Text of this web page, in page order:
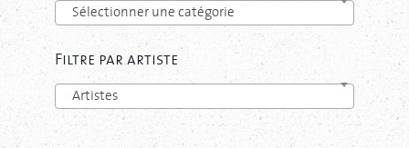
Sélectionner une catégorie
Filtre par artiste
Artistes